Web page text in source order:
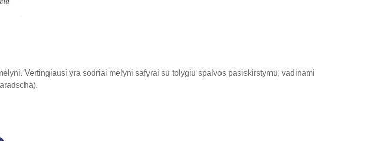
Vertingiausi yra sodriai mėlyni safyrai su tolygiu spalvos pasiskirstymu, vadinami